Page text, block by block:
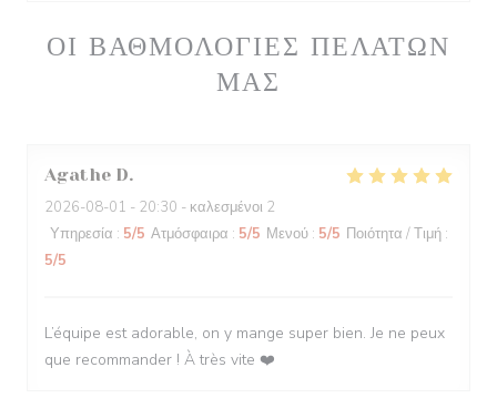
ΟΙ ΒΑΘΜΟΛΟΓΊΕΣ ΠΕΛΑΤΏΝ
ΜΑΣ
Agathe D
2026-08-01 - 20:30 - καλεσμένοι 2
Υπηρεσία : 5/5 Ατμόσφαιρα : 5/5 Μενού : 5/5 Ποιότητα / Τιμή :
5/5
L’équipe est adorable, on y mange super bien. Je ne peux
que recommander ! À très vite ❤️